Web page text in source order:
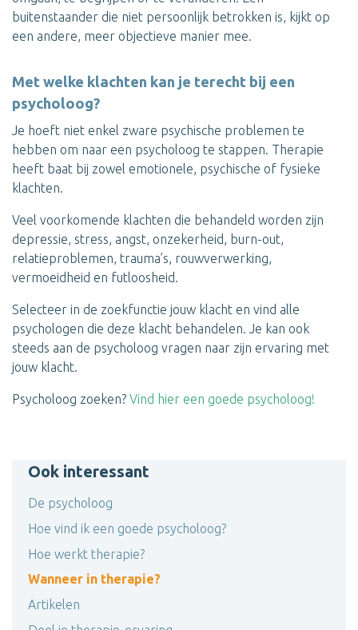
buitenstaander die niet persoonlijk betrokken is, kijkt op
een andere, meer objectieve manier mee.
Met welke klachten kan je terecht bij een
psycholoog?
Je hoeft niet enkel zware psychische problemen te
hebben om naar een psycholoog te stappen. Therapie
heeft baat bij zowel emotionele, psychische of fysieke
klachten.
Veel voorkomende klachten die behandeld worden zijn
depressie, stress, angst, onzekerheid, burn-out,
relatieproblemen, trauma’s, rouwverwerking,
vermoeidheid en futloosheid.
Selecteer in de zoekfunctie jouw klacht en vind alle
psychologen die deze klacht behandelen. Je kan ook
steeds aan de psycholoog vragen naar zijn ervaring met
jouw klacht.
Psycholoog zoeken? Vind hier een goede psycholoog!
Ook interessant
De psycholoog
Hoe vind ik een goede psycholoog?
Hoe werkt therapie?
Wanneer in therapie?
Artikelen